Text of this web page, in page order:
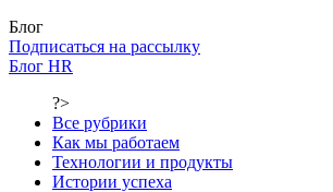
Блог
Подписаться на рассылку
Блог HR
?>
Все рубрики
Как мы работаем
Технологии и продукты
Истории успеха